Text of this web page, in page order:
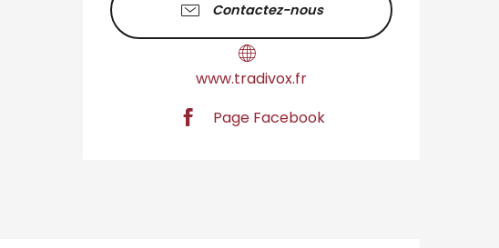
Contactez-nous
www.tradivox.fr
Page Facebook